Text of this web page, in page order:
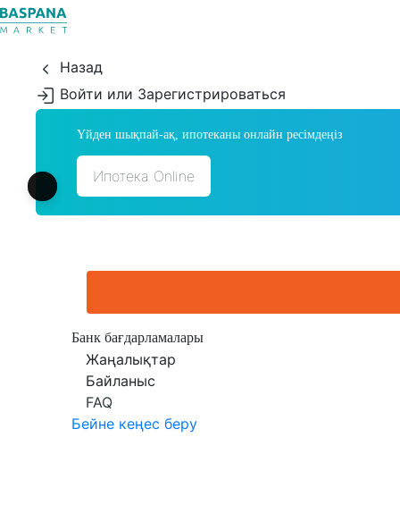
Назад
Войти или Зарегистрироваться
Үйден шықпай-ақ, ипотеканы онлайн ресімдеңіз
Ипотека Online
Банк бағдарламалары
Жаңалықтар
Байланыс
FAQ
Бейне кеңес беру